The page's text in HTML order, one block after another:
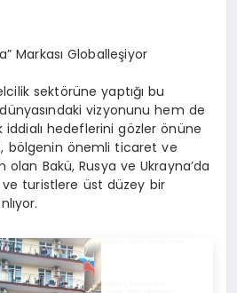
Markası Globalleşiyor
sektörüne yaptığı bu
vizyonunu hem de
iddialı hedeflerini gözler önüne
bölgenin önemli ticaret ve
Bakü, Rusya ve Ukrayna’da
ve turistlere üst düzey bir